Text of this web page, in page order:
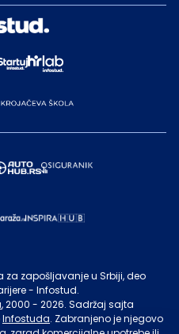
zapošljavanje u Srbiji, deo
- Infostud.
, 2000 - 2026. Sadržaj sajta
Infostuda. Zabranjeno je njegovo